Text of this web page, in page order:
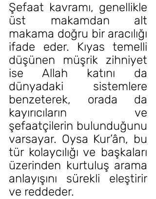
Şefaat kavramı, genellikle
üst makamdan alt
makama doğru bir aracılığı
ifade eder. Kıyas temelli
düşünen müşrik zihniyet
ise Allah katını da
dünyadaki sistemlere
benzeterek, orada da
kayırıcıların ve
şefaatçilerin bulunduğunu
varsayar. Oysa Kur’ân, bu
tür kolaycılığı ve başkaları
üzerinden kurtuluş arama
anlayışını sürekli eleştirir
ve reddeder.